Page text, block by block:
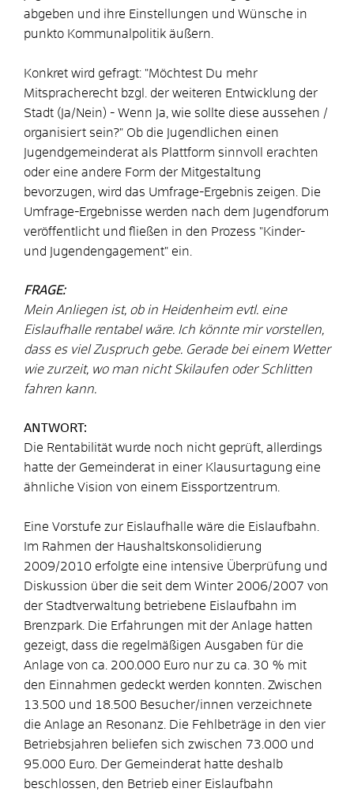
abgeben und ihre Einstellungen und Wünsche in
punkto Kommunalpolitik äußern.
Konkret wird gefragt: "Möchtest Du mehr
Mitspracherecht bzgl. der weiteren Entwicklung der
Stadt (Ja/Nein) - Wenn Ja, wie sollte diese aussehen /
organisiert sein?" Ob die Jugendlichen einen
Jugendgemeinderat als Plattform sinnvoll erachten
oder eine andere Form der Mitgestaltung
bevorzugen, wird das Umfrage-Ergebnis zeigen. Die
Umfrage-Ergebnisse werden nach dem Jugendforum
veröffentlicht und fließen in den Prozess "Kinder-
und Jugendengagement" ein.
FRAGE:
Mein Anliegen ist, ob in Heidenheim evtl. eine
Eislaufhalle rentabel wäre. Ich könnte mir vorstellen,
dass es viel Zuspruch gebe. Gerade bei einem Wetter
wie zurzeit, wo man nicht Skilaufen oder Schlitten
fahren kann.
ANTWORT:
Die Rentabilität wurde noch nicht geprüft, allerdings
hatte der Gemeinderat in einer Klausurtagung eine
ähnliche Vision von einem Eissportzentrum.
Eine Vorstufe zur Eislaufhalle wäre die Eislaufbahn.
Im Rahmen der Haushaltskonsolidierung
2009/2010 erfolgte eine intensive Überprüfung und
Diskussion über die seit dem Winter 2006/2007 von
der Stadtverwaltung betriebene Eislaufbahn im
Brenzpark. Die Erfahrungen mit der Anlage hatten
gezeigt, dass die regelmäßigen Ausgaben für die
Anlage von ca. 200.000 Euro nur zu ca. 30 % mit
den Einnahmen gedeckt werden konnten. Zwischen
13.500 und 18.500 Besucher/innen verzeichnete
die Anlage an Resonanz. Die Fehlbeträge in den vier
Betriebsjahren beliefen sich zwischen 73.000 und
95.000 Euro. Der Gemeinderat hatte deshalb
beschlossen, den Betrieb einer Eislaufbahn